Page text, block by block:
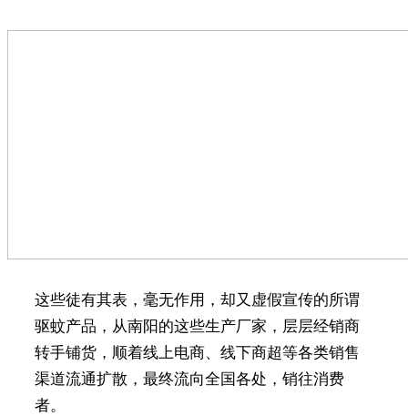
这些徒有其表，毫无作用，却又虚假宣传的所谓
驱蚊产品，从南阳的这些生产厂家，层层经销商
转手铺货，顺着线上电商、线下商超等各类销售
渠道流通扩散，最终流向全国各处，销往消费
者。